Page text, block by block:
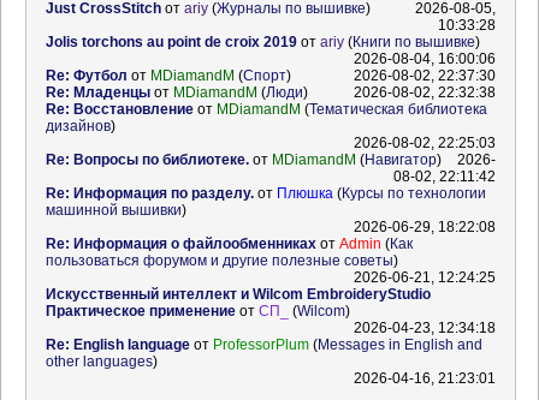
Just CrossStitchот ariy(Журналы по вышивке)
2026-08-05,
10:33:28
Jolis torchons au point de croix 2019от ariy(Книги по вышивке)
2026-08-04, 16:00:06
Re: Футбол от MDiamandM (Спорт)
2026-08-02, 22:37:30
Re: Младенцыот MDiamandM (Люди)
2026-08-02, 22:32:38
Re: Восстановлениеот MDiamandM (Тематическая библиотека
дизайнов)
2026-08-02, 22:25:03
Re: Вопросы по библиотеке.от MDiamandM (Навигатор)
2026-
08-02, 22:11:42
Re: Информация по разделу.от Плюшка (Курсы по технологии
машинной вышивки)
2026-06-29, 18:22:08
Re: Информация о файлообменникахот Admin (Как
пользоваться форумом и другие полезные советы)
2026-06-21, 12:24:25
Искусственный интеллект и Wilcom EmbroideryStudio
Практическое применениеот СП_ (Wilcom)
2026-04-23, 12:34:18
Re: English languageот ProfessorPlum(Messages in English and
other languages)
2026-04-16, 21:23:01